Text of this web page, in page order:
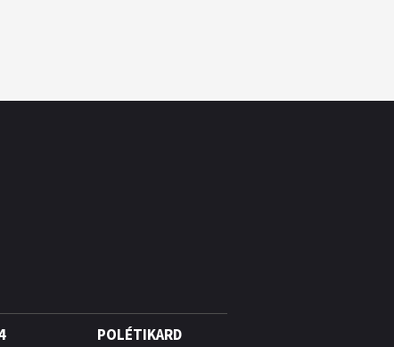
operaciones por RD$16,600
comercio moderno en
POLÉTIKARD